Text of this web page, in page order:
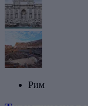
Рим